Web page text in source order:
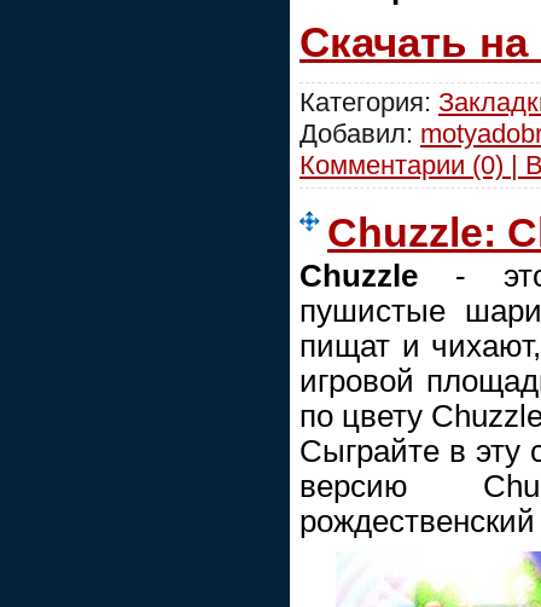
Скачать
Категория:
Добавил:
Комментарии (0) |
Chuzzle:
Chuzzle - это
пушистые
пищат и
игровой
по цвету
Сыграйте в эту
версию